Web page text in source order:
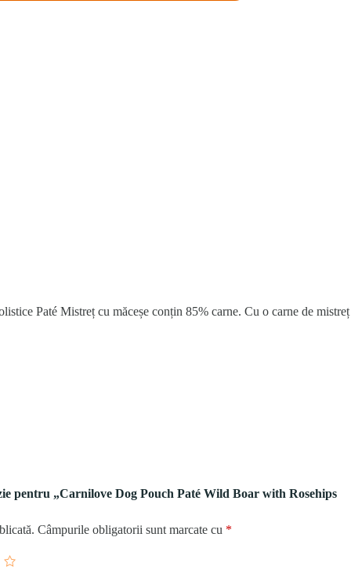
Paté Mistreț cu măceșe conțin 85% carne. Cu o carne de mistreț
pentru „Carnilove Dog Pouch Paté Wild Boar with Rosehips
Câmpurile obligatorii sunt marcate cu *